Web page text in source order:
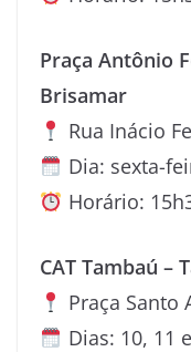
Praça Antônio
Brisamar
Rua Inácio
Dia: sexta-
Horário:
CAT Tambaú –
Praça Santo
Dias: 10, 11